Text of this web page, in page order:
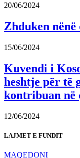
20/06/2024
Zhduken
15/06/2024
Kuvendi i
heshtje për të
kontribuan
12/06/2024
LAJMET E FUNDIT
MAQEDONI